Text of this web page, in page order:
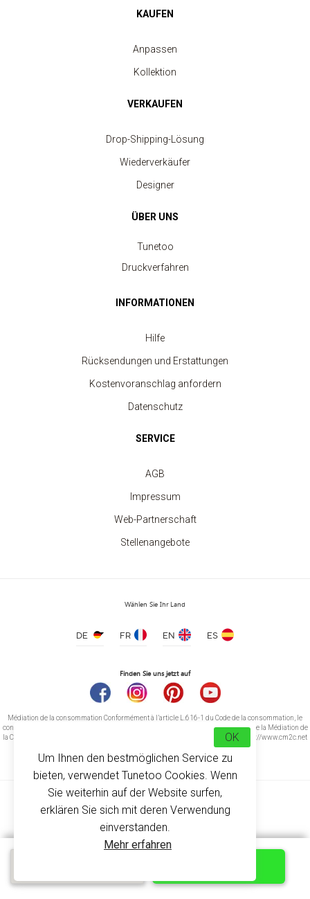
5-Panel-Trucker-Kappe
KAUFEN
Anpassen
Kollektion
VERKAUFEN
Drop-Shipping-Lösung
Wiederverkäufer
Designer
ÜBER UNS
Tunetoo
Druckverfahren
INFORMATIONEN
Hilfe
Rücksendungen und Erstattungen
Kostenvoranschlag anfordern
Datenschutz
SERVICE
AGB
Impressum
Web-Partnerschaft
Stellenangebote
Wählen Sie Ihr Land
DE FR EN ES
Finden Sie uns jetzt auf
Médiation de la consommation Conformément à l’article L.616-1 du Code de la consommation, le
consommateur peut recourir gratuitement au médiateur suivant : CM2C – Centre de la Médiation de
la Consommation de Conciliateurs de Justice 14 rue Saint Jean 75017 Paris https://www.cm2c.net
© Copyright 2026-
Um Ihnen den bestmöglichen Service zu
bieten, verwendet Tunetoo Cookies. Wenn
Sie weiterhin auf der Website surfen,
erklären Sie sich mit deren Verwendung
einverstanden.
Mehr erfahren
OK